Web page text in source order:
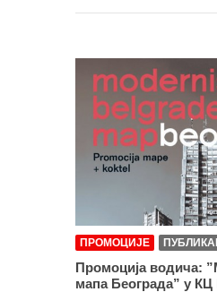
ПРОМОЦИЈЕ
Промоција водича:
мапа Београда” у КЦ